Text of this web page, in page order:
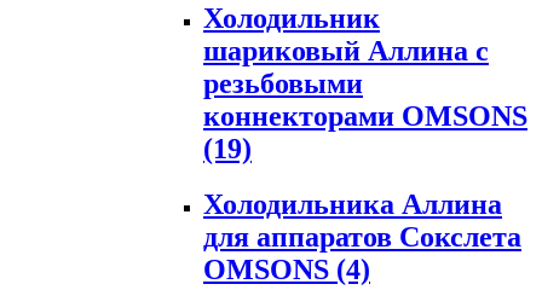
Холодильник
шариковый Аллина с
резьбовыми
коннекторами OMSONS
(19)
Холодильника Аллина
для аппаратов Сокслета
OMSONS (4)